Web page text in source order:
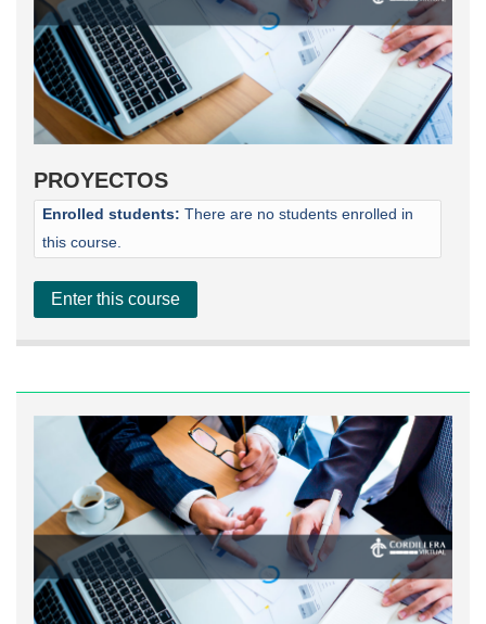
PROYECTOS
Enrolled students: There are no students enrolled in
this course.
Enter this course